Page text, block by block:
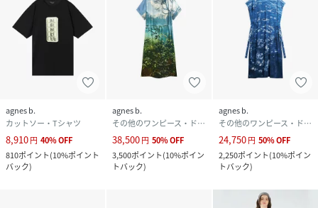
agnes b.
カットソー・Tシャツ
8,910円 40%OFF
810ポイント(10%ポイント
バック)
agnes b.
その他のワンピース・ドレス
38,500円 50%OFF
3,500ポイント(10%ポイン
トバック)
agnes b.
その他のワンピース・ドレス
24,750円 50%OFF
2,250ポイント(10%ポイン
トバック)